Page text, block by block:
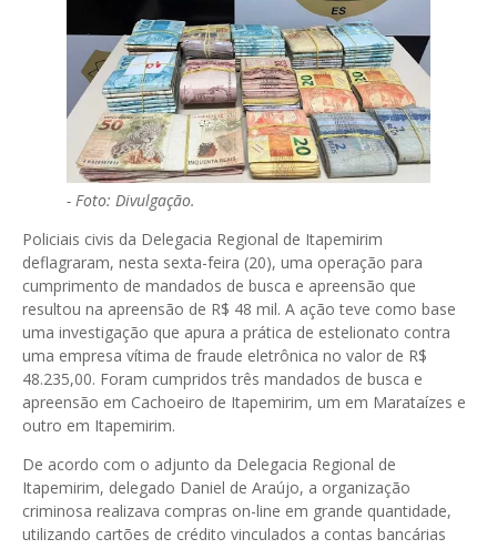
- Foto: Divulgação.
Policiais civis da Delegacia Regional de Itapemirim
deflagraram, nesta sexta-feira (20), uma operação para
cumprimento de mandados de busca e apreensão que
resultou na apreensão de R$ 48 mil. A ação teve como base
uma investigação que apura a prática de estelionato contra
uma empresa vítima de fraude eletrônica no valor de R$
48.235,00. Foram cumpridos três mandados de busca e
apreensão em Cachoeiro de Itapemirim, um em Marataízes e
outro em Itapemirim.
De acordo com o adjunto da Delegacia Regional de
Itapemirim, delegado Daniel de Araújo, a organização
criminosa realizava compras on-line em grande quantidade,
utilizando cartões de crédito vinculados a contas bancárias